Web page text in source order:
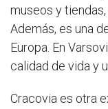
museos y
Además, es una
Europa. En
calidad de vida y
Cracovia es otra